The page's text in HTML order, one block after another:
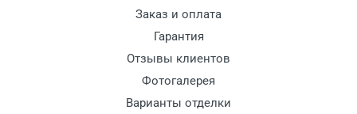
Заказ и оплата
Гарантия
Отзывы клиентов
Фотогалерея
Варианты отделки